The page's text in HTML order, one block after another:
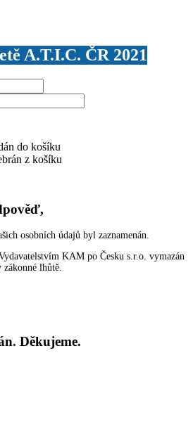
A.T.I.C. ČR 2021
do košíku
z košíku
osobních údajů byl zaznamenán.
KAM po Česku s.r.o. vymazán
zákonné lhůtě.
Děkujeme.